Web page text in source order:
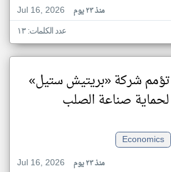
Jul 16, 2026
منذ ٢٣ يوم
عدد الكلمات: ١٣
تؤمم شركة «بريتيش ستيل»
لحماية صناعة الصلب
Economics
Jul 16, 2026
منذ ٢٣ يوم